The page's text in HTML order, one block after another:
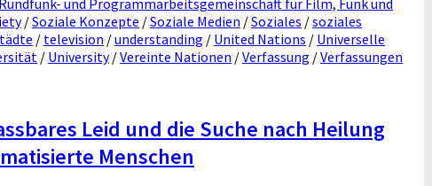
/Soziale Konzepte /Soziale Medien /Soziales /soziales
/ television /understanding / United Nations / Universelle
/ University/Vereinte Nationen /Verfassung /Verfassungen
Leid und die Suche nach Heilung
Menschen